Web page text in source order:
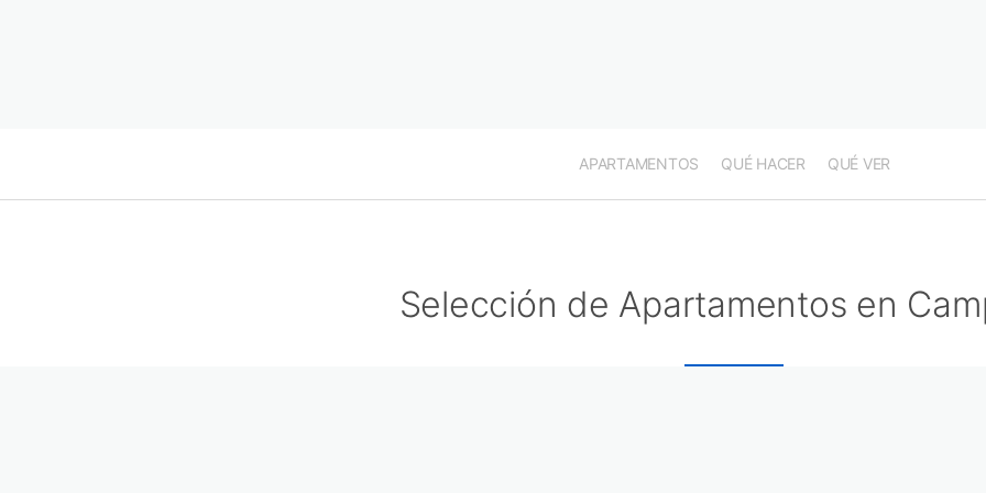
APARTAMENTOS QUÉ HACER QUÉ VER
Selección de Apartamentos en